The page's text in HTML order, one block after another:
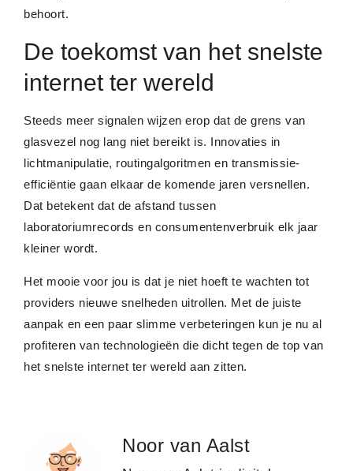
behoort.
De toekomst van het snelste
internet ter wereld
Steeds meer signalen wijzen erop dat de grens van
glasvezel nog lang niet bereikt is. Innovaties in
lichtmanipulatie, routingalgoritmen en transmissie-
efficiëntie gaan elkaar de komende jaren versnellen.
Dat betekent dat de afstand tussen
laboratoriumrecords en consumentenverbruik elk jaar
kleiner wordt.
Het mooie voor jou is dat je niet hoeft te wachten tot
providers nieuwe snelheden uitrollen. Met de juiste
aanpak en een paar slimme verbeteringen kun je nu al
profiteren van technologieën die dicht tegen de top van
het snelste internet ter wereld aan zitten.
Noor van Aalst